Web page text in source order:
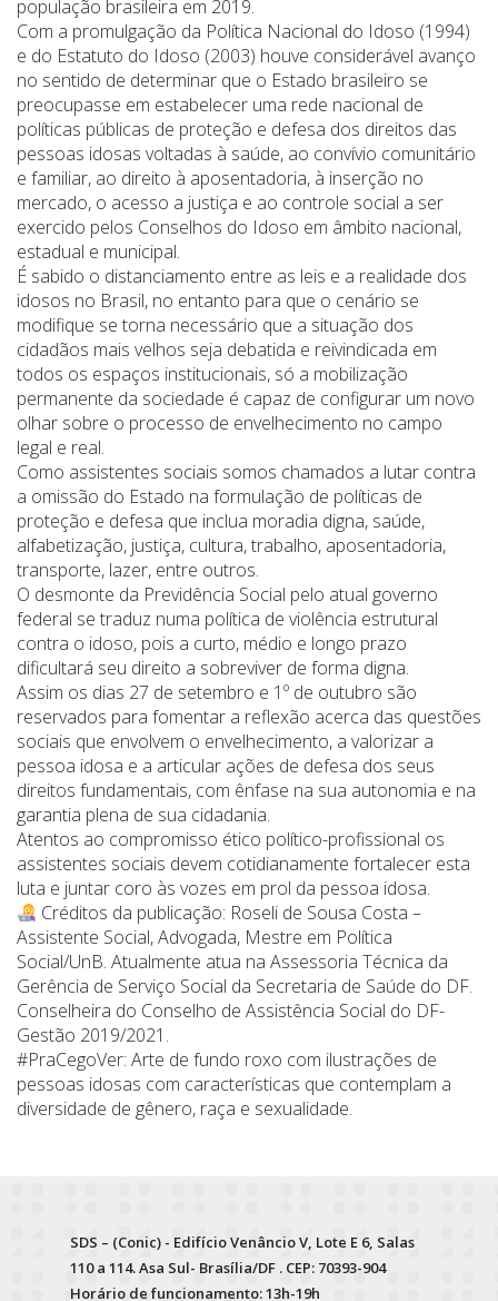
população brasileira em 2019.
Com a promulgação da Política Nacional do Idoso (1994)
e do Estatuto do Idoso (2003) houve considerável avanço
no sentido de determinar que o Estado brasileiro se
preocupasse em estabelecer uma rede nacional de
políticas públicas de proteção e defesa dos direitos das
pessoas idosas voltadas à saúde, ao convívio comunitário
e familiar, ao direito à aposentadoria, à inserção no
mercado, o acesso a justiça e ao controle social a ser
exercido pelos Conselhos do Idoso em âmbito nacional,
estadual e municipal.
É sabido o distanciamento entre as leis e a realidade dos
idosos no Brasil, no entanto para que o cenário se
modifique se torna necessário que a situação dos
cidadãos mais velhos seja debatida e reivindicada em
todos os espaços institucionais, só a mobilização
permanente da sociedade é capaz de configurar um novo
olhar sobre o processo de envelhecimento no campo
legal e real.
Como assistentes sociais somos chamados a lutar contra
a omissão do Estado na formulação de políticas de
proteção e defesa que inclua moradia digna, saúde,
alfabetização, justiça, cultura, trabalho, aposentadoria,
transporte, lazer, entre outros.
O desmonte da Previdência Social pelo atual governo
federal se traduz numa política de violência estrutural
contra o idoso, pois a curto, médio e longo prazo
dificultará seu direito a sobreviver de forma digna.
Assim os dias 27 de setembro e 1º de outubro são
reservados para fomentar a reflexão acerca das questões
sociais que envolvem o envelhecimento, a valorizar a
pessoa idosa e a articular ações de defesa dos seus
direitos fundamentais, com ênfase na sua autonomia e na
garantia plena de sua cidadania.
Atentos ao compromisso ético político-profissional os
assistentes sociais devem cotidianamente fortalecer esta
luta e juntar coro às vozes em prol da pessoa idosa.
Créditos da publicação: Roseli de Sousa Costa –
Assistente Social, Advogada, Mestre em Política
Social/UnB. Atualmente atua na Assessoria Técnica da
Gerência de Serviço Social da Secretaria de Saúde do DF.
Conselheira do Conselho de Assistência Social do DF-
Gestão 2019/2021.
#PraCegoVer: Arte de fundo roxo com ilustrações de
pessoas idosas com características que contemplam a
diversidade de gênero, raça e sexualidade.
SDS – (Conic) - Edifício Venâncio V, Lote E 6, Salas
110 a 114. Asa Sul- Brasília/DF . CEP: 70393-904
Horário de funcionamento: 13h-19h